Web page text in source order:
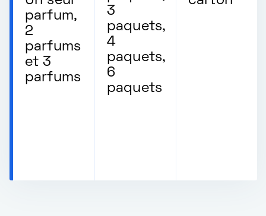
parfum,
2
parfums
et 3
parfums
3
paquets,
4
paquets,
6
paquets